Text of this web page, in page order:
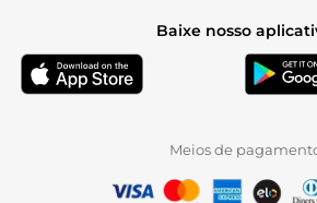
Baixe nosso
Meios de